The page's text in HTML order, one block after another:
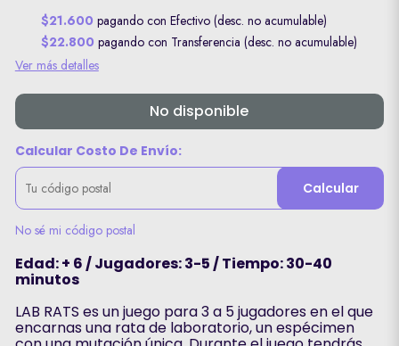
$21.600 pagando con Efectivo (desc. no acumulable)
$22.800 pagando con Transferencia (desc. no acumulable)
Ver más detalles
No disponible
Calcular Costo De Envío:
Calcular
No sé mi código postal
Edad: + 6 / Jugadores: 3-5 / Tiempo: 30-40
minutos
LAB RATS es un juego para 3 a 5 jugadores en el que
encarnas una rata de laboratorio, un espécimen